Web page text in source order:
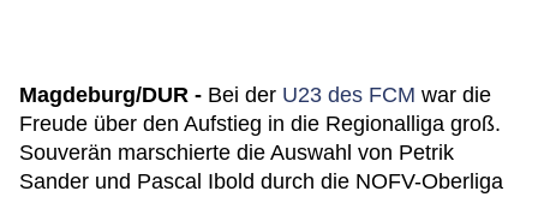
Magdeburg/DUR - Bei der U23 des FCM war die
Freude über den Aufstieg in die Regionalliga groß.
Souverän marschierte die Auswahl von Petrik
Sander und Pascal Ibold durch die NOFV-Oberliga